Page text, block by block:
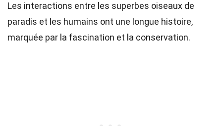
Les interactions entre les superbes oiseaux de
paradis et les humains ont une longue histoire,
marquée par la fascination et la conservation.